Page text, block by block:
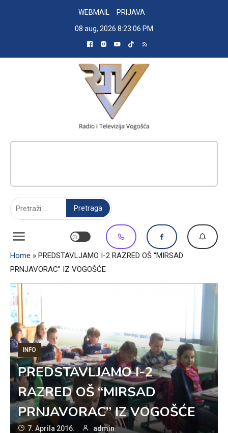
WEBMAIL
PRIJAVA
08 aug, 2026 8:23:07 PM
Home » PREDSTAVLJAMO I-2 RAZRED OŠ “MIRSAD
PRNJAVORAC” IZ VOGOŠĆE
INFO
PREDSTAVLJAMO I-2
RAZRED OŠ “MIRSAD
PRNJAVORAC” IZ VOGOŠĆE
7. Aprila 2016. admin